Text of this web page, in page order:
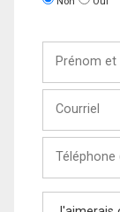
Nom
(Optionnel)
Message